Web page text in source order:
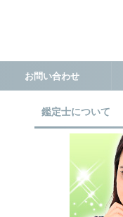
お問い合わせ
鑑定士について